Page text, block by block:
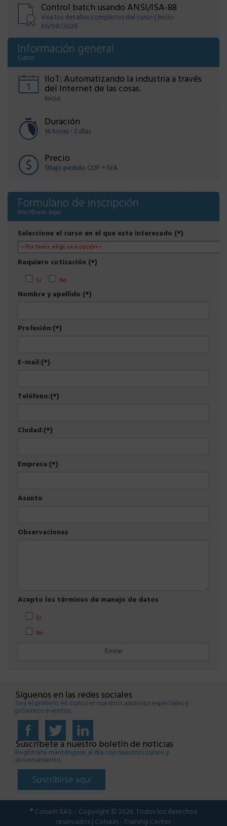
Control batch usando ANSI/ISA-88
Vea los detalles completos del curso | Inicio
06/08/2026
Información general
Curso
IIoT: Automatizando la industria a través
del Internet de las cosas.
Inicio
Duración
16 horas - 2 días
Precio
$Bajo pedido COP + IVA
Formulario de inscripción
Inscríbase aquí
Seleccione el curso en el que esta interesado (*)
Requiero cotización (*)
Si No
Nombre y apellido (*)
Profesión:(*)
E-mail:(*)
Teléfono:(*)
Ciudad:(*)
Empresa:(*)
Asunto
Observaciones
Acepto los términos de manejo de datos
Sí
No
Síguenos en las redes sociales
Sea el primero en conocer nuestros anuncios especiales y
próximos eventos.
Suscríbete a nuestro boletín de noticias
Regístrate manténgase al día con nuestros cursos y
entrenamiento.
® Colsein SAS. - Copyright © 2026. Todos los derechos
reservados | Colsein - Training Center